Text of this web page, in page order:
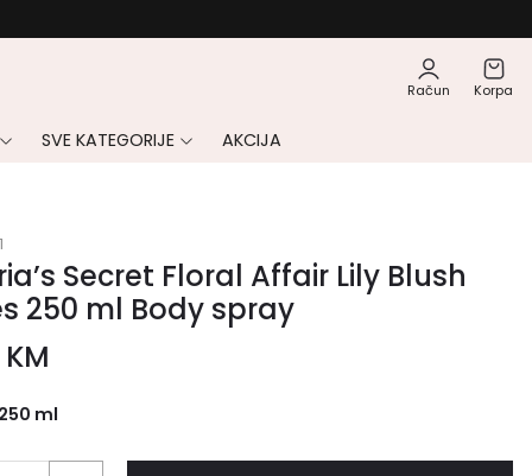
Račun Korpa
SVE KATEGORIJE AKCIJA
Secret Floral Affair Lily Blush
250 ml Body spray
KM
ml